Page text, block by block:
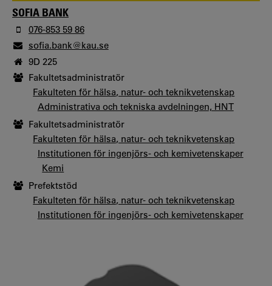
SOFIA BANK
076-853 59 86
sofia.bank@kau.se
9D 225
Fakultetsadministratör
Fakulteten för hälsa, natur- och teknikvetenskap
Administrativa och tekniska avdelningen, HNT
Fakultetsadministratör
Fakulteten för hälsa, natur- och teknikvetenskap
Institutionen för ingenjörs- och kemivetenskaper
Kemi
Prefektstöd
Fakulteten för hälsa, natur- och teknikvetenskap
Institutionen för ingenjörs- och kemivetenskaper